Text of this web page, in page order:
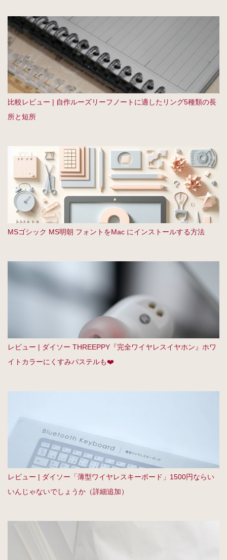
比較レビュー | 自作ルーズリーフノートに適したリング5種類の長
所と短所
MSゴシック MS明朝 フォントをMac にインストールする方法
レビュー | ダイソー THREEPPY『完全ワイヤレスイヤホン』ホワ
イトカラーにくすみパステルも❤️
レビュー | ダイソー「薄型ワイヤレスキーボード」1500円ならい
いんじゃないでしょうか（詳細追加）